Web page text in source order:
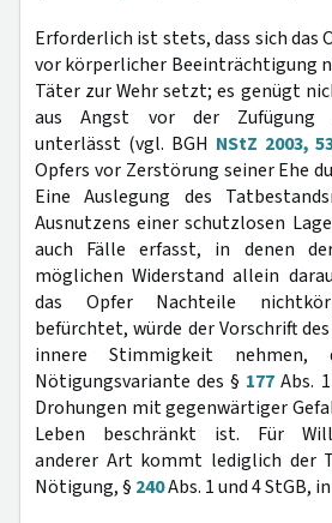
Erforderlich ist stets, dass sich das
vor körperlicher Beeinträchtigung
Täter zur Wehr setzt; es genügt
aus Angst vor der Zufügung
unterlässt (vgl. BGH NStZ 2003,
Opfers vor Zerstörung seiner Ehe
Eine Auslegung des
Ausnutzens einer schutzlosen
auch Fälle erfasst, in denen
möglichen Widerstand allein
das Opfer Nachteile
befürchtet, würde der Vorschrift des
innere Stimmigkeit
Nötigungsvariante des § 177 Abs.
Drohungen mit gegenwärtiger
Leben beschränkt ist. Für
anderer Art kommt lediglich der
Nötigung, § 240Abs. 1 und 4 StGB,